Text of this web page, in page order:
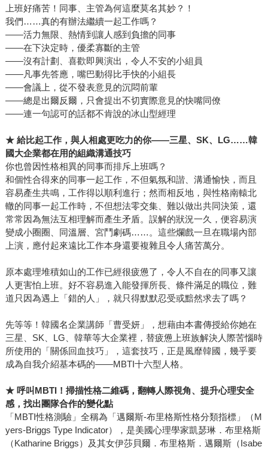
上班好痛苦！同事、主管為何這麼莫名其妙？！
我們……真的有辦法繼續一起工作嗎？
——活力無限、熱情到讓人感到負擔的同事
——在下決定時，優柔寡斷的主管
——沒有計劃、喜歡即興演出，令人不安的小組員
——凡事先答應，嘴巴動得比手快的小組長
——會議上，從不發表意見的沉悶前輩
——總是出爾反爾，只會提出不切實際意見的快嘴同僚
——連一句認可的話都不肯說的冰山型經理
★ 給比起工作，與人相處更吃力的你——三星、SK、LG……韓
國大企業都在用的組織溝通技巧
你也曾因性格相異的同事而排斥上班嗎？
和個性合得來的同事一起工作，不但氣氛和諧、溝通愉快，而且
容易產生共鳴，工作得以順利進行；然而相反地，與性格南轅北
轍的同事一起工作時，不但想法零交集、難以做出共同決策，還
常常因為無法互相理解而產生矛盾。誤解的狀況一久，便容易演
變成小圈圈、同溫層、宮鬥劇碼……。這些爛戲一旦在職場內部
上演，應付起來遠比工作本身還要複雜且令人痛苦萬分。
原本處理堆積如山的工作已經很疲憊了，令人不自在的同事又讓
人更害怕上班。好不容易進入能發揮所長、條件滿足的職位，難
道只因為遇上「錯的人」，就只得默默忍受或黯然求去了嗎？
先等等！韓國名企業講師「曹受妍」，想藉由本書傳授給你她在
三星、SK、LG、韓華等大企業裡，替疲憊上班族解決人際苦惱時
所使用的「關係回血技巧」，這套技巧，正是風靡韓國，幾乎要
成為自我介紹基本碼的——MBTI十六型人格。
★ 呼叫MBTI！掃描性格二維碼，翻轉人際視角、提升心理安全
感，找出團隊合作的變化點
「MBTI性格測驗」全稱為「邁爾斯-布里格斯性格分類指標」（M
yers-Briggs Type Indicator），是美國心理學家凱瑟琳．布里格斯
（Katharine Briggs）及其女伊莎貝爾．布里格斯．邁爾斯（Isabe